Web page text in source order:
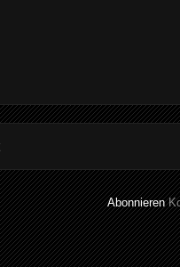
Abonnieren